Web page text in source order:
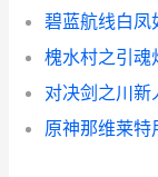
碧蓝航线白凤